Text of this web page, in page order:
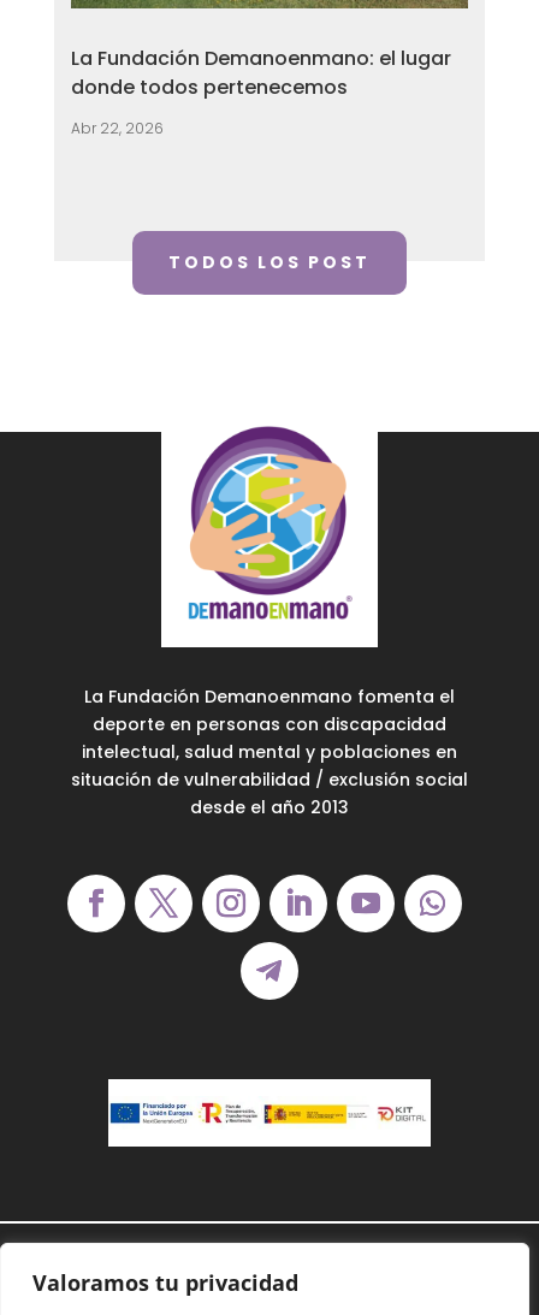
Valoramos tu privacidad
La Fundación Demanoenmano: el lugar
donde todos pertenecemos
Abr 22, 2026
TODOS LOS POST
La Fundación Demanoenmano fomenta el
deporte en personas con discapacidad
intelectual, salud mental y poblaciones en
situación de vulnerabilidad / exclusión social
desde el año 2013
reservados©